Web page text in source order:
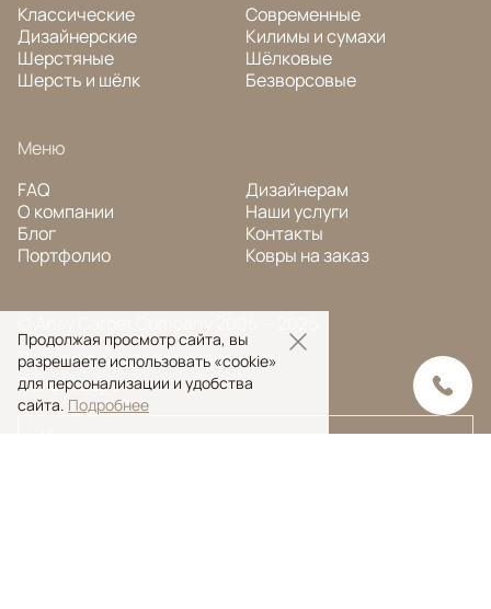
Классические
Дизайнерские
Шерстяные
Шерсть и шёлк
Современные
Килимы и сумахи
Шёлковые
Безворсовые
Меню
FAQ
О компании
Блог
Портфолио
Дизайнерам
Наши услуги
Контакты
Ковры на заказ
Политика конфиденциальности
Поиск ковра
Продолжая просмотр сайта, вы
разрешаете использовать «cookie»
для персонализации и удобства
сайта. Подробнее